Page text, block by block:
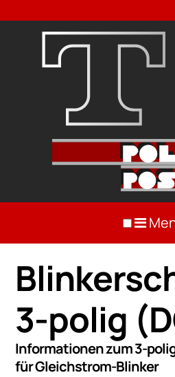
3-polig
Informationen zum 3-
für Gleichstrom-Blinker